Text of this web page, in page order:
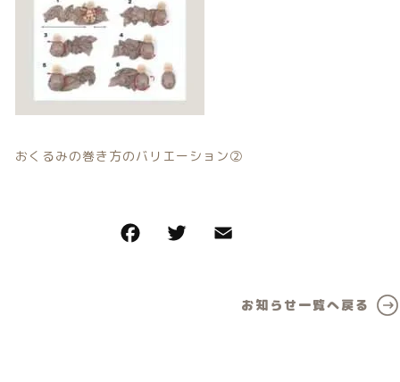
おくるみの巻き方のバリエーション②
お知らせ一覧へ戻る
小物単品レンタル ギフトカード
バースデーセット
プロの肌補正
価格帯
その他